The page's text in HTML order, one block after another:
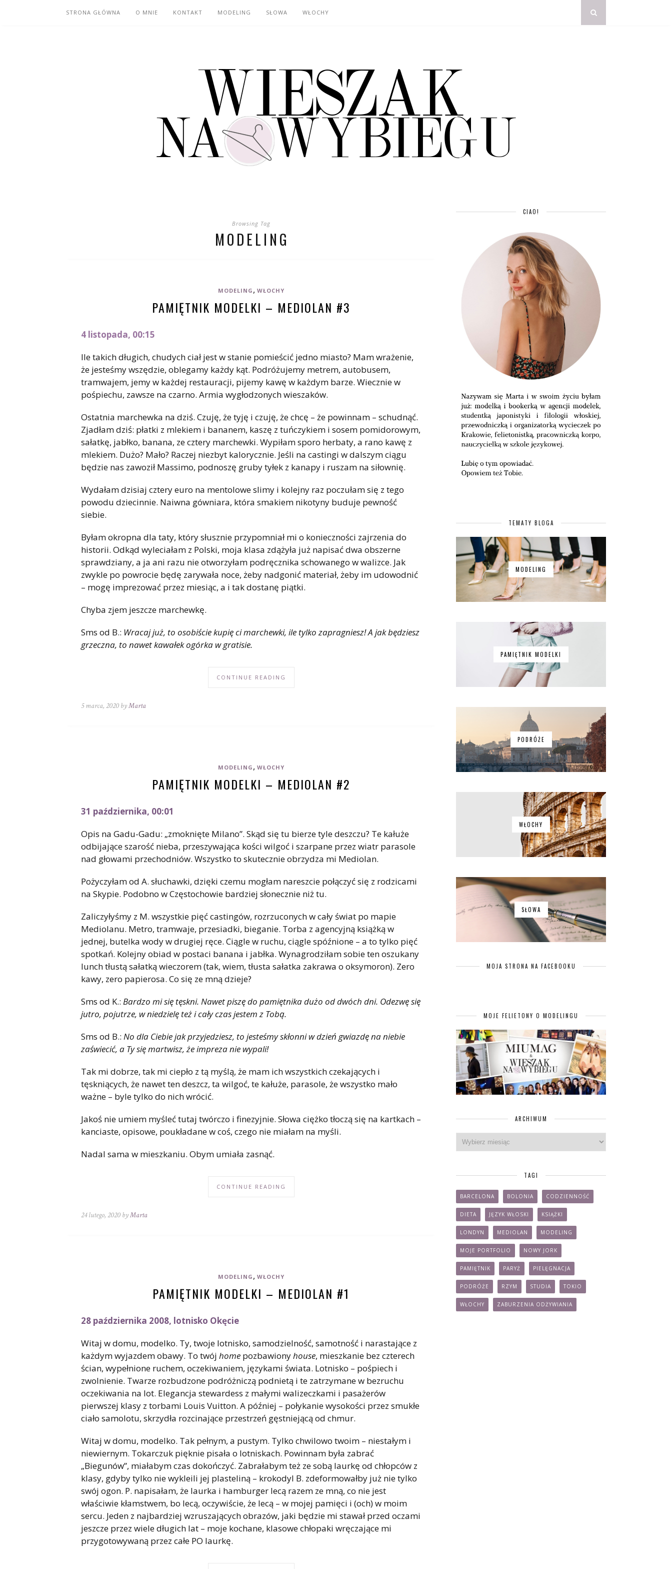
STRONA GŁÓWNA O MNIE KONTAKT MODELING SŁOWA WŁOCHY
Browsing Tag
MODELING
MODELING , WŁOCHY
PAMIĘTNIK MODELKI – MEDIOLAN #3
4 listopada, 00:15
Ile takich długich, chudych ciał jest w stanie pomieścić jedno miasto? Mam wrażenie,
że jesteśmy wszędzie, oblegamy każdy kąt. Podróżujemy metrem, autobusem,
tramwajem, jemy w każdej restauracji, pijemy kawę w każdym barze. Wiecznie w
pośpiechu, zawsze na czarno. Armia wygłodzonych wieszaków.
Ostatnia marchewka na dziś. Czuję, że tyję i czuję, że chcę – że powinnam – schudnąć.
Zjadłam dziś: płatki z mlekiem i bananem, kaszę z tuńczykiem i sosem pomidorowym,
sałatkę, jabłko, banana, ze cztery marchewki. Wypiłam sporo herbaty, a rano kawę z
mlekiem. Dużo? Mało? Raczej niezbyt kalorycznie. Jeśli na castingi w dalszym ciągu
będzie nas zawoził Massimo, podnoszę gruby tyłek z kanapy i ruszam na siłownię.
Wydałam dzisiaj cztery euro na mentolowe slimy i kolejny raz poczułam się z tego
powodu dziecinnie. Naiwna gówniara, która smakiem nikotyny buduje pewność
siebie.
Byłam okropna dla taty, który słusznie przypomniał mi o konieczności zajrzenia do
historii. Odkąd wyleciałam z Polski, moja klasa zdążyła już napisać dwa obszerne
sprawdziany, a ja ani razu nie otworzyłam podręcznika schowanego w walizce. Jak
zwykle po powrocie będę zarywała noce, żeby nadgonić materiał, żeby im udowodnić
– mogę imprezować przez miesiąc, a i tak dostanę piątki.
Chyba zjem jeszcze marchewkę.
Sms od B.: Wracaj już, to osobiście kupię ci marchewki, ile tylko zapragniesz! A jak będziesz
grzeczna, to nawet kawałek ogórka w gratisie.
CONTINUE READING
5 marca, 2020 byMarta
MODELING , WŁOCHY
PAMIĘTNIK MODELKI – MEDIOLAN #2
31 października, 00:01
Opis na Gadu-Gadu: „zmoknięte Milano”. Skąd się tu bierze tyle deszczu? Te kałuże
odbijające szarość nieba, przeszywająca kości wilgoć i szarpane przez wiatr parasole
nad głowami przechodniów. Wszystko to skutecznie obrzydza mi Mediolan.
Pożyczyłam od A. słuchawki, dzięki czemu mogłam nareszcie połączyć się z rodzicami
na Skypie. Podobno w Częstochowie bardziej słonecznie niż tu.
Zaliczyłyśmy z M. wszystkie pięć castingów, rozrzuconych w cały świat po mapie
Mediolanu. Metro, tramwaje, przesiadki, bieganie. Torba z agencyjną książką w
jednej, butelka wody w drugiej ręce. Ciągle w ruchu, ciągle spóźnione – a to tylko pięć
spotkań. Kolejny obiad w postaci banana i jabłka. Wynagrodziłam sobie ten oszukany
lunch tłustą sałatką wieczorem (tak, wiem, tłusta sałatka zakrawa o oksymoron). Zero
kawy, zero papierosa. Co się ze mną dzieje?
Sms od K.: Bardzo mi się tęskni. Nawet piszę do pamiętnika dużo od dwóch dni. Odezwę się
jutro, pojutrze, w niedzielę też i cały czas jestem z Tobą.
Sms od B.: No dla Ciebie jak przyjedziesz, to jesteśmy skłonni w dzień gwiazdę na niebie
zaświecić, a Ty się martwisz, że impreza nie wypali!
Tak mi dobrze, tak mi ciepło z tą myślą, że mam ich wszystkich czekających i
tęskniących, że nawet ten deszcz, ta wilgoć, te kałuże, parasole, że wszystko mało
ważne – byle tylko do nich wrócić.
Jakoś nie umiem myśleć tutaj twórczo i finezyjnie. Słowa ciężko tłoczą się na kartkach –
kanciaste, opisowe, poukładane w coś, czego nie miałam na myśli.
Nadal sama w mieszkaniu. Obym umiała zasnąć.
CONTINUE READING
24 lutego, 2020 byMarta
MODELING , WŁOCHY
PAMIĘTNIK MODELKI – MEDIOLAN #1
28 października 2008, lotnisko Okęcie
Witaj w domu, modelko. Ty, twoje lotnisko, samodzielność, samotność i narastające z
każdym wyjazdem obawy. To twój home pozbawionyhouse, mieszkanie bez czterech
ścian, wypełnione ruchem, oczekiwaniem, językami świata. Lotnisko – pośpiech i
zwolnienie. Twarze rozbudzone podróżniczą podnietą i te zatrzymane w bezruchu
oczekiwania na lot. Elegancja stewardess z małymi walizeczkami i pasażerów
pierwszej klasy z torbami Louis Vuitton. A później – połykanie wysokości przez smukłe
ciało samolotu, skrzydła rozcinające przestrzeń gęstniejącą od chmur.
Witaj w domu, modelko. Tak pełnym, a pustym. Tylko chwilowo twoim – niestałym i
niewiernym. Tokarczuk pięknie pisała o lotniskach. Powinnam była zabrać
„Biegunów”, miałabym czas dokończyć. Zabrałabym też ze sobą laurkę od chłopców z
klasy, gdyby tylko nie wykleili jej plasteliną – krokodyl B. zdeformowałby już nie tylko
swój ogon. P. napisałam, że laurka i hamburger lecą razem ze mną, co nie jest
właściwie kłamstwem, bo lecą, oczywiście, że lecą – w mojej pamięci i (och) w moim
sercu. Jeden z najbardziej wzruszających obrazów, jaki będzie mi stawał przed oczami
jeszcze przez wiele długich lat – moje kochane, klasowe chłopaki wręczające mi
przygotowywaną przez całe PO laurkę.
CIAO!
TEMATY BLOGA
MODELING
PAMIĘTNIK MODELKI
PODRÓŻE
WŁOCHY
SŁOWA
MOJA STRONA NA FACEBOOKU
MOJE FELIETONY O MODELINGU
ARCHIWUM
ARCHIWUM
TAGI
BARCELONA BOLONIA CODZIENNOŚĆ
DIETA JĘZYK WŁOSKI KSIĄŻKI
LONDYN MEDIOLAN MODELING
MOJE PORTFOLIO NOWY JORK
PAMIĘTNIK PARYŻ PIELĘGNACJA
PODRÓŻE RZYM STUDIA TOKIO
WŁOCHY ZABURZENIA ODŻYWIANIA